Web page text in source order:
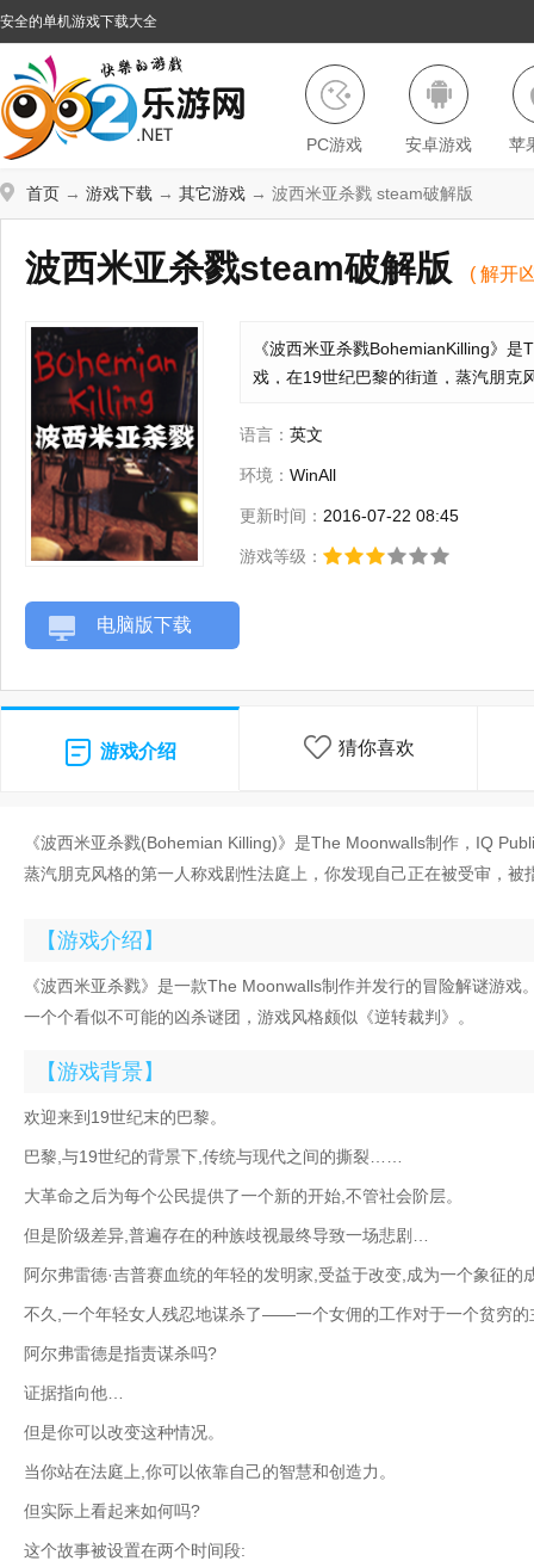
安全的单机游戏下载大全
PC游戏 安卓游戏 苹
首页 → 游戏下载 → 其它游戏 → 波西米亚杀戮 steam破解版
波西米亚杀戮steam破解版 ( 解开
《波西米亚杀戮BohemianKilling》
戏，在19世纪巴黎的街道，蒸汽朋克
语言： 英文
环境： WinAll
更新时间： 2016-07-22 08:45
游戏等级：
电脑版下载
游戏介绍 猜你喜欢
《波西米亚杀戮(Bohemian Killing)》是The Moonwalls制作，IQ
蒸汽朋克风格的第一人称戏剧性法庭上，你发现自己正在被受审，被
【游戏介绍】
《波西米亚杀戮》是一款The Moonwalls制作并发行的冒险解谜游
一个个看似不可能的凶杀谜团，游戏风格颇似《逆转裁判》。
【游戏背景】
欢迎来到19世纪末的巴黎。
巴黎,与19世纪的背景下,传统与现代之间的撕裂……
大革命之后为每个公民提供了一个新的开始,不管社会阶层。
但是阶级差异,普遍存在的种族歧视最终导致一场悲剧…
阿尔弗雷德·吉普赛血统的年轻的发明家,受益于改变,成为一个象征
不久,一个年轻女人残忍地谋杀了——一个女佣的工作对于一个贫穷的
阿尔弗雷德是指责谋杀吗?
证据指向他…
但是你可以改变这种情况。
当你站在法庭上,你可以依靠自己的智慧和创造力。
但实际上看起来如何吗?
这个故事被设置在两个时间段: